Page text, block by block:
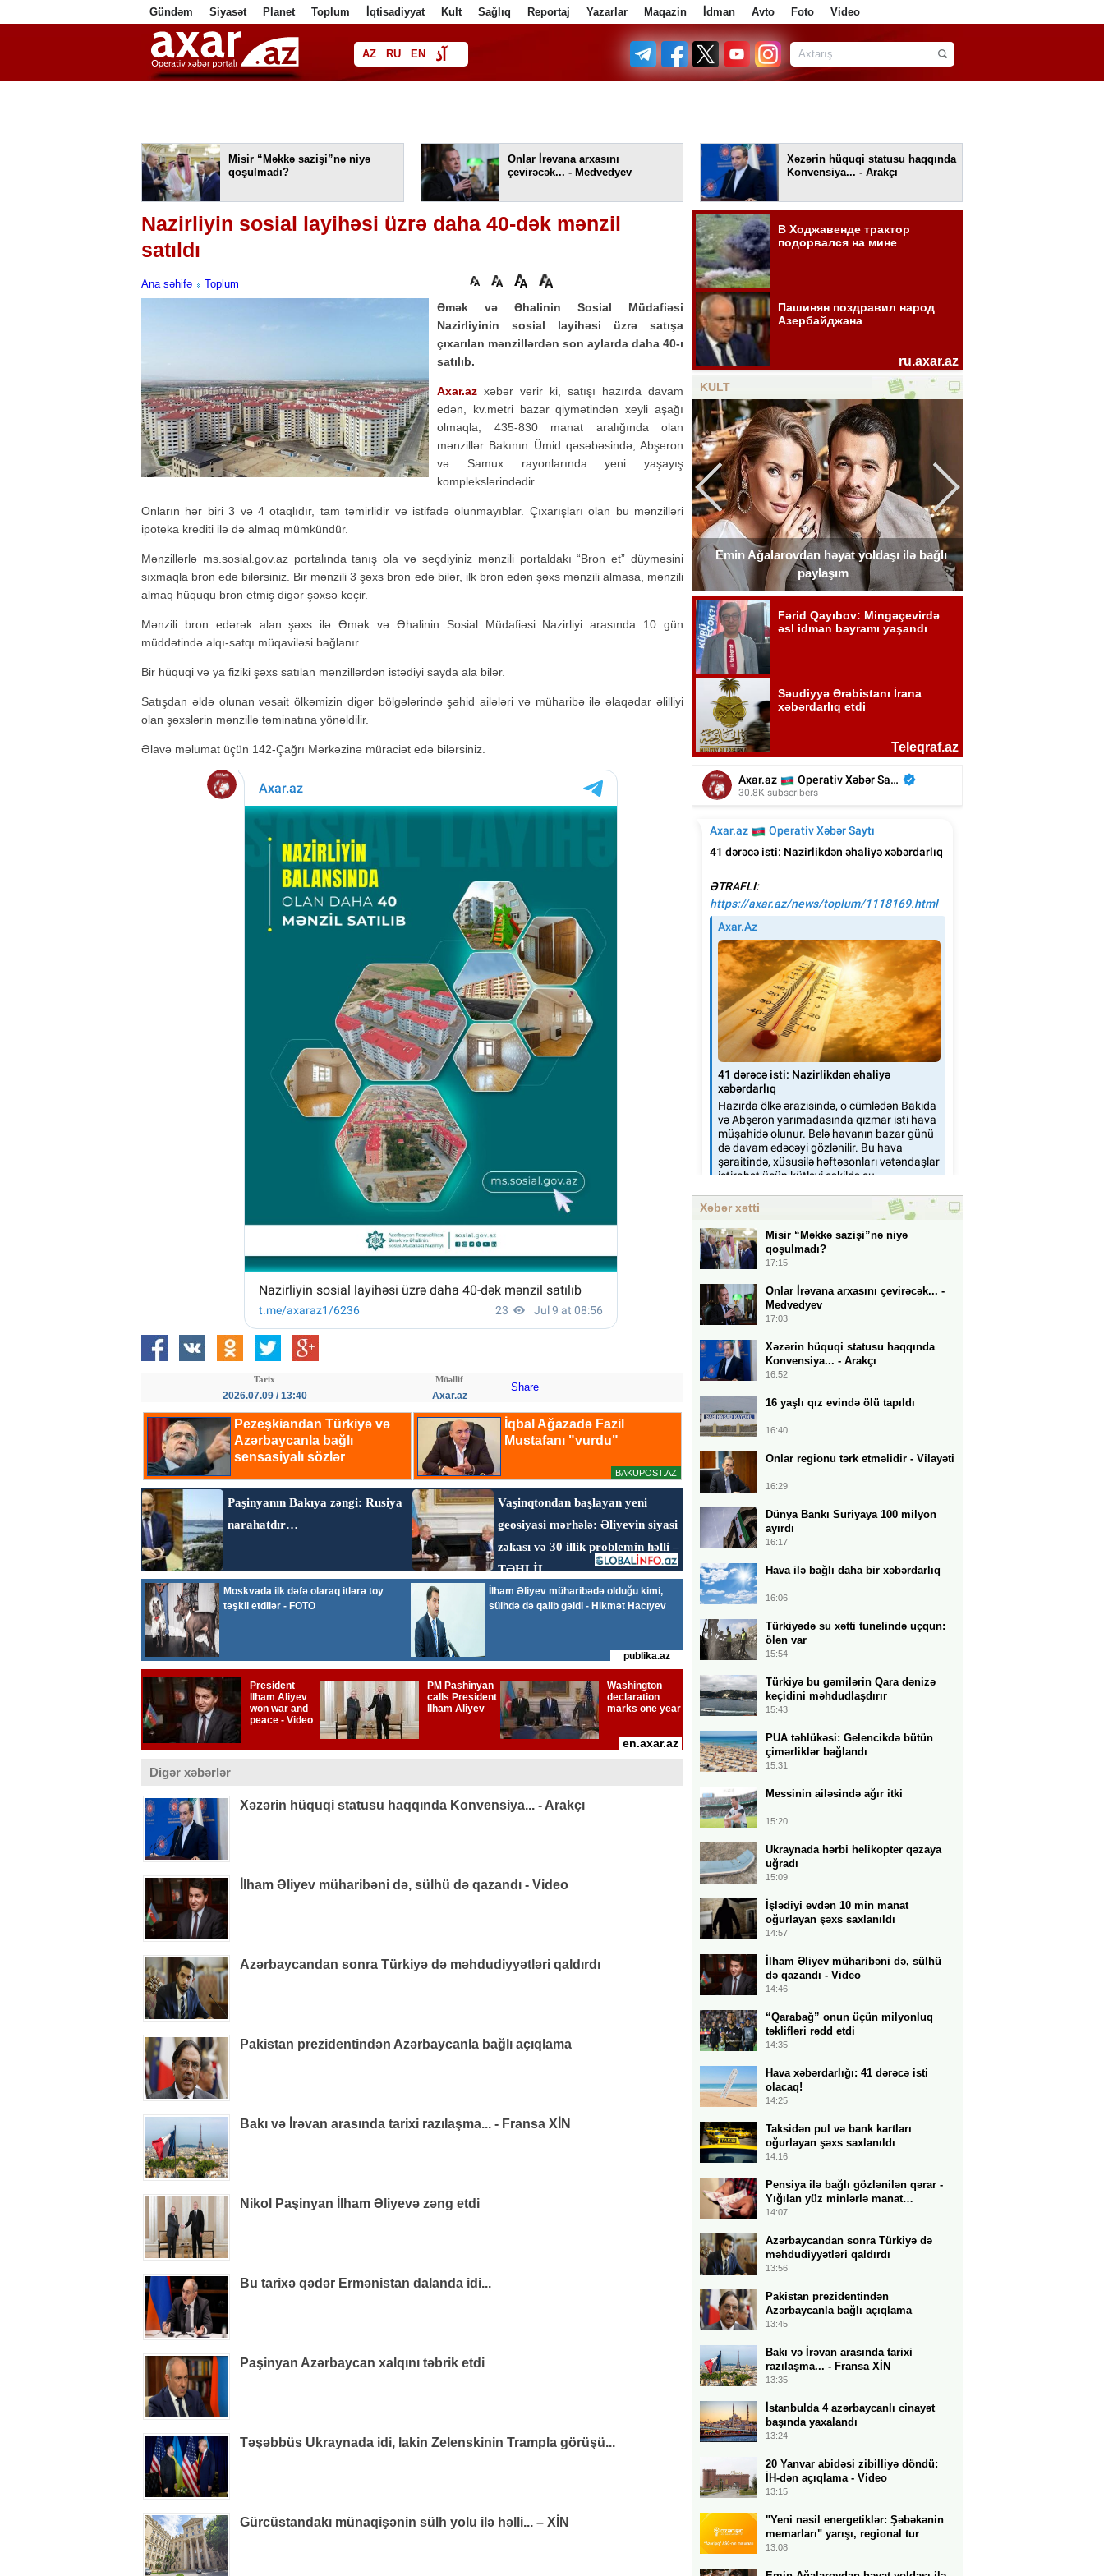
Gündəm Siyasət Planet Toplum İqtisadiyyat Kult Sağlıq Reportaj Yazarlar Maqazin İdman Avto Foto Video
AZ RU EN آذ
فا
Misir “Məkkə sazişi”nə niyə
qoşulmadı?
Onlar İrəvana arxasını
çevirəcək... - Medvedyev
Xəzərin hüquqi statusu haqqında
Konvensiya... - Arakçı
Nazirliyin sosial layihəsi üzrə daha 40-dək mənzil
satıldı
Ana səhifə Toplum
Əmək və Əhalinin Sosial Müdafiəsi
Nazirliyinin sosial layihəsi üzrə satışa
çıxarılan mənzillərdən son aylarda daha 40-ı
satılıb.
Axar.az xəbər verir ki, satışı hazırda davam
edən, kv.metri bazar qiymətindən xeyli aşağı
olmaqla, 435-830 manat aralığında olan
mənzillər Bakının Ümid qəsəbəsində, Abşeron
və Samux rayonlarında yeni yaşayış
komplekslərindədir.
Onların hər biri 3 və 4 otaqlıdır, tam təmirlidir və istifadə olunmayıblar. Çıxarışları olan bu mənzilləri
ipoteka krediti ilə də almaq mümkündür.
Mənzillərlə ms.sosial.gov.az portalında tanış ola və seçdiyiniz mənzili portaldakı “Bron et” düyməsini
sıxmaqla bron edə bilərsiniz. Bir mənzili 3 şəxs bron edə bilər, ilk bron edən şəxs mənzili almasa, mənzili
almaq hüququ bron etmiş digər şəxsə keçir.
Mənzili bron edərək alan şəxs ilə Əmək və Əhalinin Sosial Müdafiəsi Nazirliyi arasında 10 gün
müddətində alqı-satqı müqaviləsi bağlanır.
Bir hüquqi və ya fiziki şəxs satılan mənzillərdən istədiyi sayda ala bilər.
Satışdan əldə olunan vəsait ölkəmizin digər bölgələrində şəhid ailələri və müharibə ilə əlaqədar əlilliyi
olan şəxslərin mənzillə təminatına yönəldilir.
Əlavə məlumat üçün 142-Çağrı Mərkəzinə müraciət edə bilərsiniz.
Tarix
2026.07.09 / 13:40
Müəllif
Axar.az
Share
Digər xəbərlər
Xəzərin hüquqi statusu haqqında Konvensiya... - Arakçı
İlham Əliyev müharibəni də, sülhü də qazandı - Video
Azərbaycandan sonra Türkiyə də məhdudiyyətləri qaldırdı
Pakistan prezidentindən Azərbaycanla bağlı açıqlama
Bakı və İrəvan arasında tarixi razılaşma... - Fransa XİN
Nikol Paşinyan İlham Əliyevə zəng etdi
Bu tarixə qədər Ermənistan dalanda idi...
Paşinyan Azərbaycan xalqını təbrik etdi
Təşəbbüs Ukraynada idi, lakin Zelenskinin Trampla görüşü...
Gürcüstandakı münaqişənin sülh yolu ilə həlli... – XİN
KULT
Elşad Xosenin ölüm xəbəri yayıldı
Emin Ağalarovdan həyat yoldaşı ilə bağlı
paylaşım
Emin Ağalarovdan həyat yoldaşı ilə bağlı
Xəbər xətti
Misir “Məkkə sazişi”nə niyə
qoşulmadı?
17:15
Onlar İrəvana arxasını çevirəcək... -
Medvedyev
17:03
Xəzərin hüquqi statusu haqqında
Konvensiya... - Arakçı
16:52
16 yaşlı qız evində ölü tapıldı
16:40
Onlar regionu tərk etməlidir - Vilayəti
16:29
Dünya Bankı Suriyaya 100 milyon
ayırdı
16:17
Hava ilə bağlı daha bir xəbərdarlıq
16:06
Türkiyədə su xətti tunelində uçqun:
ölən var
15:54
Türkiyə bu gəmilərin Qara dənizə
keçidini məhdudlaşdırır
15:43
PUA təhlükəsi: Gelencikdə bütün
çimərliklər bağlandı
15:31
Messinin ailəsində ağır itki
15:20
Ukraynada hərbi helikopter qəzaya
uğradı
15:09
İşlədiyi evdən 10 min manat
oğurlayan şəxs saxlanıldı
14:57
İlham Əliyev müharibəni də, sülhü
də qazandı - Video
14:46
“Qarabağ” onun üçün milyonluq
təklifləri rədd etdi
14:35
Hava xəbərdarlığı: 41 dərəcə isti
olacaq!
14:25
Taksidən pul və bank kartları
oğurlayan şəxs saxlanıldı
14:16
Pensiya ilə bağlı gözlənilən qərar -
Yığılan yüz minlərlə manat…
14:07
Azərbaycandan sonra Türkiyə də
məhdudiyyətləri qaldırdı
13:56
Pakistan prezidentindən
Azərbaycanla bağlı açıqlama
13:45
Bakı və İrəvan arasında tarixi
razılaşma... - Fransa XİN
13:35
İstanbulda 4 azərbaycanlı cinayət
başında yaxalandı
13:24
20 Yanvar abidəsi zibilliyə döndü:
İH-dən açıqlama - Video
13:15
"Yeni nəsil energetiklər: Şəbəkənin
memarları" yarışı, regional tur
13:08